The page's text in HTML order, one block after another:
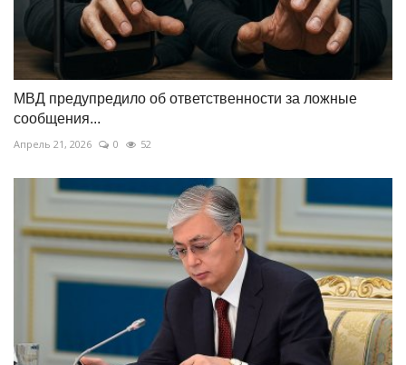
МВД предупредило об ответственности за ложные
сообщения...
Апрель 21, 2026 0 52